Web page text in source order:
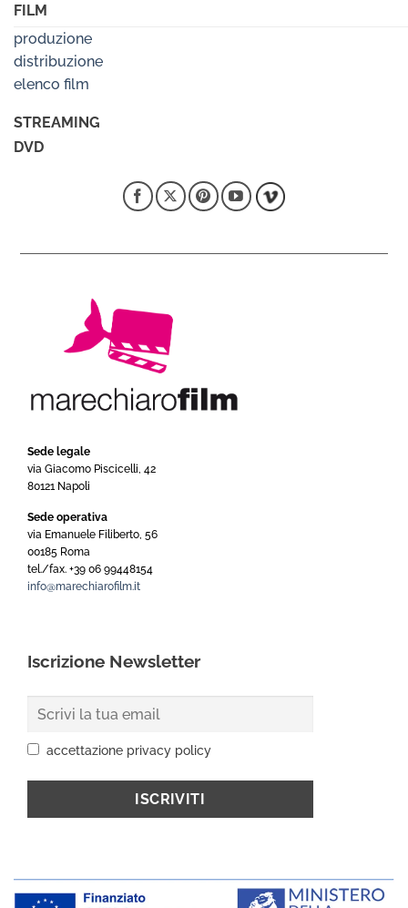
FILM
produzione
distribuzione
elenco film
STREAMING
DVD
Sede legale
via Giacomo Piscicelli, 42
80121 Napoli
Sede operativa
via Emanuele Filiberto, 56
00185 Roma
tel./fax. +39 06 99448154
info@marechiarofilm.it
Iscrizione Newsletter
accettazione privacy policy